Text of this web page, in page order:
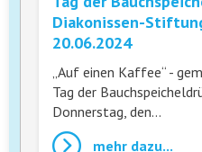
Diakonissen-
20.06.2024
„Auf einen Kaffee“ -
Tag der
Donnerstag, den…
mehr dazu...